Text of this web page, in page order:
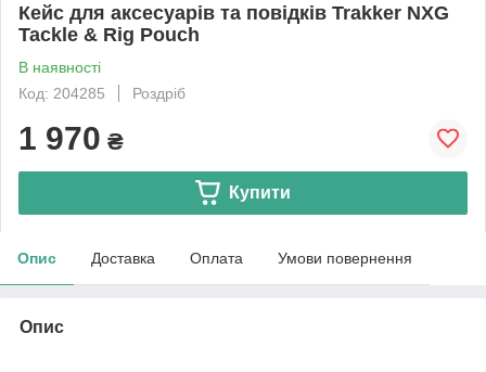
Кейс для аксесуарів та повідків Trakker NXG
Tackle & Rig Pouch
В наявності
Код: 204285
Роздріб
1 970 ₴
Купити
Опис Доставка Оплата Умови повернення
Опис